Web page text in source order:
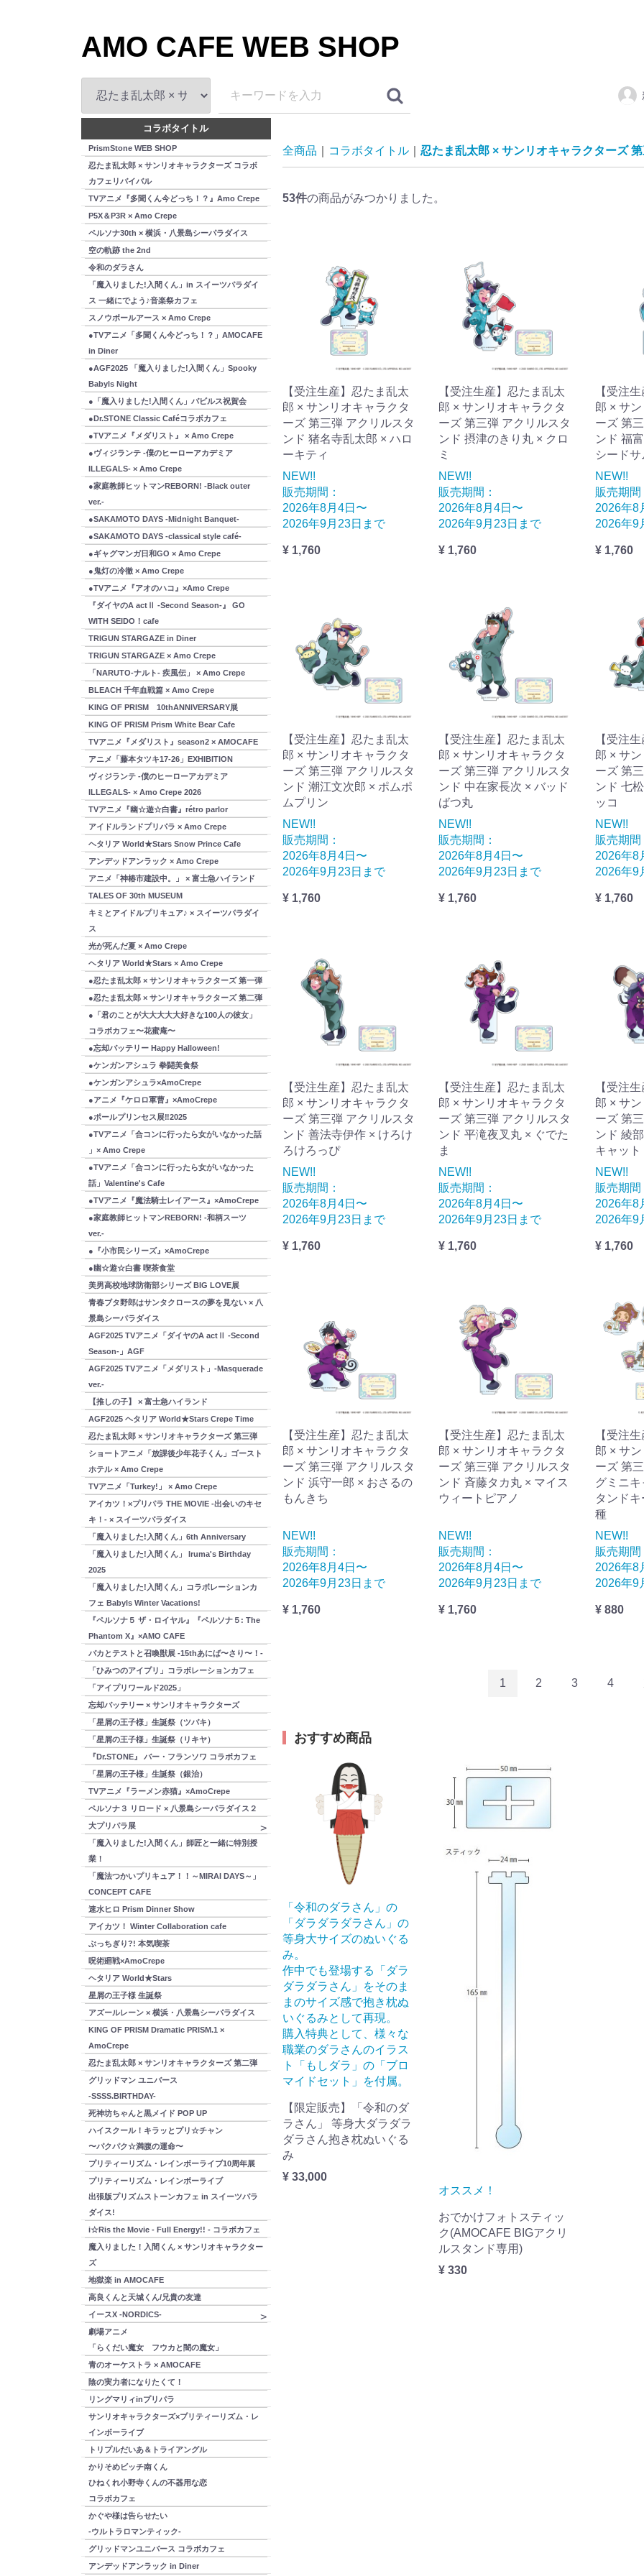
AMO CAFE WEB SHOP
コラボタイトル
PrismStone WEB SHOP
忍たま乱太郎 × サンリオキャラクターズ コラボ
カフェリバイバル
TVアニメ『多聞くん今どっち！？』Amo Crepe
P5X＆P3R × Amo Crepe
ペルソナ30th × 横浜・八景島シーパラダイス
空の軌跡 the 2nd
令和のダラさん
「魔入りました!入間くん」in スイーツパラダイ
ス 一緒にでよう♪音楽祭カフェ
スノウボールアース × Amo Crepe
●TVアニメ「多聞くん今どっち！？」AMOCAFE
in Diner
●AGF2025 「魔入りました!入間くん」Spooky
Babyls Night
●「魔入りました!入間くん」バビルス祝賀会
●Dr.STONE Classic Caféコラボカフェ
●TVアニメ『メダリスト』 × Amo Crepe
●ヴィジランテ -僕のヒーローアカデミア
ILLEGALS- × Amo Crepe
●家庭教師ヒットマンREBORN! -Black outer
ver.-
●SAKAMOTO DAYS -Midnight Banquet-
●SAKAMOTO DAYS -classical style café-
●ギャグマンガ日和GO × Amo Crepe
●鬼灯の冷徹 × Amo Crepe
●TVアニメ『アオのハコ』×Amo Crepe
『ダイヤのA actⅡ -Second Season-』 GO
WITH SEIDO！cafe
TRIGUN STARGAZE in Diner
TRIGUN STARGAZE × Amo Crepe
「NARUTO-ナルト- 疾風伝」 × Amo Crepe
BLEACH 千年血戦篇 × Amo Crepe
KING OF PRISM 10thANNIVERSARY展
KING OF PRISM Prism White Bear Cafe
TVアニメ『メダリスト』season2 × AMOCAFE
アニメ「藤本タツキ17-26」EXHIBITION
ヴィジランテ -僕のヒーローアカデミア
ILLEGALS- × Amo Crepe 2026
TVアニメ『幽☆遊☆白書』rétro parlor
アイドルランドプリパラ × Amo Crepe
ヘタリア World★Stars Snow Prince Cafe
アンデッドアンラック × Amo Crepe
アニメ「神椿市建設中。」 × 富士急ハイランド
TALES OF 30th MUSEUM
キミとアイドルプリキュア♪ × スイーツパラダイ
ス
光が死んだ夏 × Amo Crepe
ヘタリア World★Stars × Amo Crepe
●忍たま乱太郎 × サンリオキャラクターズ 第一弾
●忍たま乱太郎 × サンリオキャラクターズ 第二弾
●「君のことが大大大大大好きな100人の彼女」
コラボカフェ〜花蜜庵〜
●忘却バッテリー Happy Halloween!
●ケンガンアシュラ 拳闘美食祭
●ケンガンアシュラ×AmoCrepe
●アニメ『ケロロ軍曹』×AmoCrepe
●ポールプリンセス展‼2025
●TVアニメ「合コンに行ったら女がいなかった話
」× Amo Crepe
●TVアニメ「合コンに行ったら女がいなかった
話」Valentine's Cafe
●TVアニメ『魔法騎士レイアース』×AmoCrepe
●家庭教師ヒットマンREBORN! -和柄スーツ
ver.-
●『小市民シリーズ』×AmoCrepe
●幽☆遊☆白書 喫茶食堂
美男高校地球防衛部シリーズ BIG LOVE展
青春ブタ野郎はサンタクロースの夢を見ない × 八
景島シーパラダイス
AGF2025 TVアニメ「ダイヤのA actⅡ -Second
Season-」AGF
AGF2025 TVアニメ「メダリスト」-Masquerade
ver.-
【推しの子】 × 富士急ハイランド
AGF2025 ヘタリア World★Stars Crepe Time
忍たま乱太郎 × サンリオキャラクターズ 第三弾
ショートアニメ「放課後少年花子くん」ゴースト
ホテル × Amo Crepe
TVアニメ「Turkey!」 × Amo Crepe
アイカツ！×プリパラ THE MOVIE -出会いのキセ
キ！- × スイーツパラダイス
「魔入りました!入間くん」6th Anniversary
「魔入りました!入間くん」 Iruma's Birthday
2025
「魔入りました!入間くん」コラボレーションカ
フェ Babyls Winter Vacations!
『ペルソナ５ ザ・ロイヤル』『ペルソナ５: The
Phantom X』×AMO CAFE
バカとテストと召喚獣展 -15thあにば〜さり〜！-
「ひみつのアイプリ」コラボレーションカフェ
「アイプリワールド2025」
忘却バッテリー × サンリオキャラクターズ
「星屑の王子様」生誕祭（ツバキ）
「星屑の王子様」生誕祭（リキヤ）
『Dr.STONE』 バー・フランソワ コラボカフェ
「星屑の王子様」生誕祭（銀治）
TVアニメ『ラーメン赤猫』×AmoCrepe
ペルソナ３ リロード × 八景島シーパラダイス２
大プリパラ展
「魔入りました!入間くん」師匠と一緒に特別授
業！
「魔法つかいプリキュア！！～MIRAI DAYS～」
CONCEPT CAFE
速水ヒロ Prism Dinner Show
アイカツ！ Winter Collaboration cafe
ぶっちぎり?! 本気喫茶
呪術廻戦×AmoCrepe
ヘタリア World★Stars
星屑の王子様 生誕祭
アズールレーン × 横浜・八景島シーパラダイス
KING OF PRISM Dramatic PRISM.1 ×
AmoCrepe
忍たま乱太郎 × サンリオキャラクターズ 第二弾
グリッドマン ユニバース
-SSSS.BIRTHDAY-
死神坊ちゃんと黒メイド POP UP
ハイスクール！キラッとプリ☆チャン
〜パクパク☆満腹の運命〜
プリティーリズム・レインボーライブ10周年展
プリティーリズム・レインボーライブ
出張版プリズムストーンカフェ in スイーツパラ
ダイス!
i☆Ris the Movie - Full Energy!! - コラボカフェ
魔入りました！入間くん × サンリオキャラクター
ズ
地獄楽 in AMOCAFE
高良くんと天城くん/兄貴の友達
イースX -NORDICS-
劇場アニメ
「らくだい魔女 フウカと闇の魔女」
青のオーケストラ × AMOCAFE
陰の実力者になりたくて！
リングマリィinプリパラ
サンリオキャラクターズ×プリティーリズム・レ
インボーライブ
トリプルだいあ＆トライアングル
かりそめビッチ南くん
ひねくれ小野寺くんの不器用な恋
コラボカフェ
かぐや様は告らせたい
-ウルトラロマンティック-
グリッドマンユニバース コラボカフェ
アンデッドアンラック in Diner
全商品 コラボタイトル 忍たま乱太郎 × サンリオキャラクターズ
53件の商品がみつかりました。
【受注生産】忍たま乱太
郎 × サンリオキャラクタ
ーズ 第三弾 アクリルスタ
ンド 猪名寺乱太郎 × ハロ
ーキティ
NEW!!
販売期間：
2026年8月4日〜
2026年9月23日まで
¥ 1,760
【受注生産】忍たま乱太
郎 × サンリオキャラクタ
ーズ 第三弾 アクリルスタ
ンド 摂津のきり丸 × クロ
ミ
NEW!!
販売期間：
2026年8月4日〜
2026年9月23日まで
¥ 1,760
【受注
郎 × サ
ーズ 第
ンド 福
シードサ
NEW!!
販売期間
2026年8
2026年9
¥ 1,760
【受注生産】忍たま乱太
郎 × サンリオキャラクタ
ーズ 第三弾 アクリルスタ
ンド 潮江文次郎 × ポムポ
ムプリン
NEW!!
販売期間：
2026年8月4日〜
2026年9月23日まで
¥ 1,760
【受注生産】忍たま乱太
郎 × サンリオキャラクタ
ーズ 第三弾 アクリルスタ
ンド 中在家長次 × バッド
ばつ丸
NEW!!
販売期間：
2026年8月4日〜
2026年9月23日まで
¥ 1,760
【受注
郎 × サ
ーズ 第
ンド 七
ッコ
NEW!!
販売期間
2026年8
2026年9
¥ 1,760
【受注生産】忍たま乱太
郎 × サンリオキャラクタ
ーズ 第三弾 アクリルスタ
ンド 善法寺伊作 × けろけ
ろけろっぴ
NEW!!
販売期間：
2026年8月4日〜
2026年9月23日まで
¥ 1,760
【受注生産】忍たま乱太
郎 × サンリオキャラクタ
ーズ 第三弾 アクリルスタ
ンド 平滝夜叉丸 × ぐでた
ま
NEW!!
販売期間：
2026年8月4日〜
2026年9月23日まで
¥ 1,760
【受注
郎 × サ
ーズ 第
ンド 綾
キャット
NEW!!
販売期間
2026年8
2026年9
¥ 1,760
【受注生産】忍たま乱太
郎 × サンリオキャラクタ
ーズ 第三弾 アクリルスタ
ンド 浜守一郎 × おさるの
もんきち
NEW!!
販売期間：
2026年8月4日〜
2026年9月23日まで
¥ 1,760
【受注生産】忍たま乱太
郎 × サンリオキャラクタ
ーズ 第三弾 アクリルスタ
ンド 斉藤タカ丸 × マイス
ウィートピアノ
NEW!!
販売期間：
2026年8月4日〜
2026年9月23日まで
¥ 1,760
【受注
郎 × サ
ーズ 第
グミニ
タンド
種
NEW!!
販売期間
2026年8
2026年9
¥ 880
1 2 3 4
おすすめ商品
「令和のダラさん」の
「ダラダラダラさん」の
等身大サイズのぬいぐる
み。
作中でも登場する「ダラ
ダラダラさん」をそのま
まのサイズ感で抱き枕ぬ
いぐるみとして再現。
購入特典として、様々な
職業のダラさんのイラス
ト「もしダラ」の「ブロ
マイドセット」を付属。
【限定販売】「令和のダ
ラさん」 等身大ダラダラ
ダラさん抱き枕ぬいぐる
み
¥ 33,000
オススメ！
おでかけフォトスティッ
ク(AMOCAFE BIGアクリ
ルスタンド専用)
¥ 330